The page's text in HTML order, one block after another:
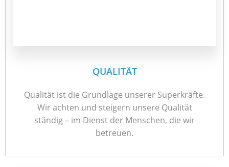
QUALITÄT
Qualität ist die Grundlage unserer Superkräfte.
Wir achten und steigern unsere Qualität
ständig – im Dienst der Menschen, die wir
betreuen.